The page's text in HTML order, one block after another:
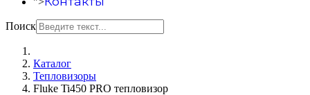
Поиск
Каталог
Тепловизоры
Fluke Ti450 PRO тепловизор